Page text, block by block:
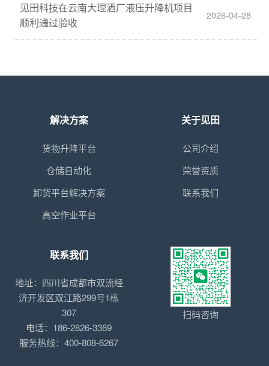
见田科技在云南大理酒厂液压升降机项目
顺利通过验收
2026-04-28
解决方案
货物升降平台
仓储自动化
卸货平台解决方案
高空作业平台
关于见田
公司介绍
荣誉资质
联系我们
联系我们
地址：四川省成都市双流经
济开发区双江路299号1栋
307
电话：186-2826-3369
服务热线：400-808-6267
扫码咨询